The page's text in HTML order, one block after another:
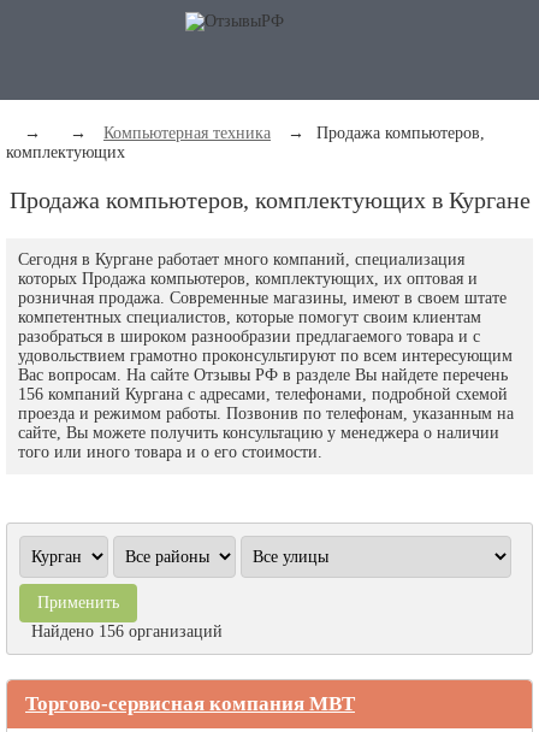
→ → Компьютерная техника →
Продажа компьютеров,
комплектующих
Продажа компьютеров, комплектующих в Кургане
Сегодня в Кургане работает много компаний, специализация
которых Продажа компьютеров, комплектующих, их оптовая и
розничная продажа. Современные магазины, имеют в своем штате
компетентных специалистов, которые помогут своим клиентам
разобраться в широком разнообразии предлагаемого товара и с
удовольствием грамотно проконсультируют по всем интересующим
Вас вопросам. На сайте Отзывы РФ в разделе Вы найдете перечень
156 компаний Кургана c адресами, телефонами, подробной схемой
проезда и режимом работы. Позвонив по телефонам, указанным на
сайте, Вы можете получить консультацию у менеджера о наличии
того или иного товара и о его стоимости.
Найдено 156 организаций
Торгово-сервисная компания МВТ